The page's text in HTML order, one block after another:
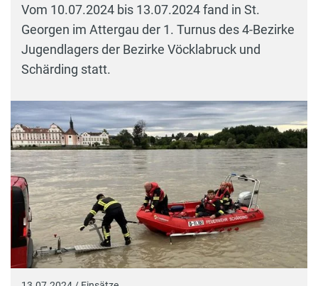
Vom 10.07.2024 bis 13.07.2024 fand in St.
Georgen im Attergau der 1. Turnus des 4-Bezirke
Jugendlagers der Bezirke Vöcklabruck und
Schärding statt.